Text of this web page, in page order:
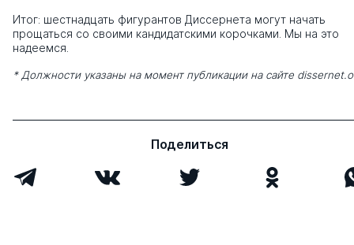
Итог: шестнадцать фигурантов Диссернета могут начать
прощаться со своими кандидатскими корочками. Мы на это
надеемся.
* Должности указаны на момент публикации на сайте
Поделиться